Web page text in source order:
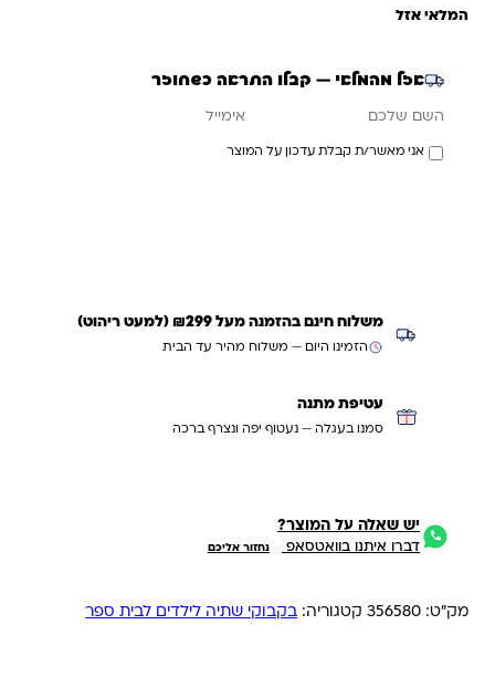
המלאי אזל
אזל מהמלאי — קבלו התראה כשחוזר
אני מאשר/ת קבלת עדכון על המוצר
משלוח חינם בהזמנה מעל ₪299 (למעט ריהוט)
הזמינו היום — משלוח מהיר עד הבית
עטיפת מתנה
סמנו בעגלה — נעטוף יפה ונצרף ברכה
יש שאלה על המוצר?
דברו איתנו בוואטסאפ נחזור אליכם
מק"ט: 356580 קטגוריה: בקבוקי שתיה לילדים לבית ספר